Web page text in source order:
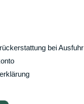
bei Ausfuhr